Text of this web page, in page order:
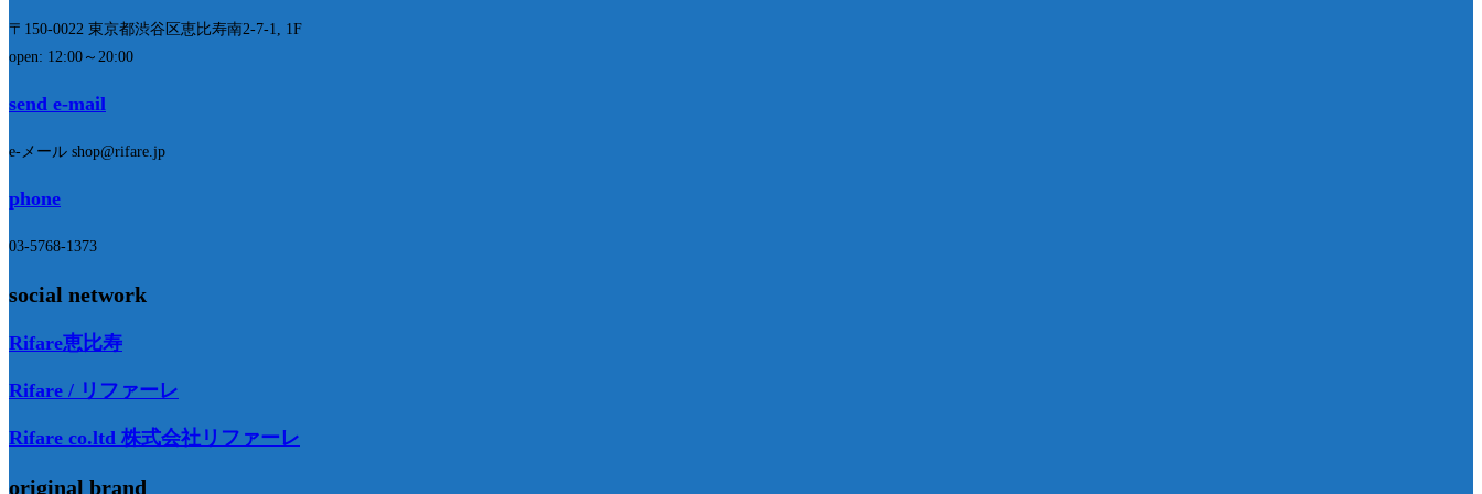
〒150-0022 東京都渋谷区恵比寿南2-7-1, 1F
open: 12:00～20:00
send e-mail
e-メール shop@rifare.jp
phone
03-5768-1373
social network
Rifare恵比寿
Rifare / リファーレ
Rifare co.ltd 株式会社リファーレ
original brand